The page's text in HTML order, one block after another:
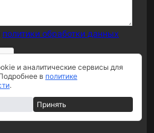
политики обработки данных
и аналитические сервисы для
в политике
.
Принять